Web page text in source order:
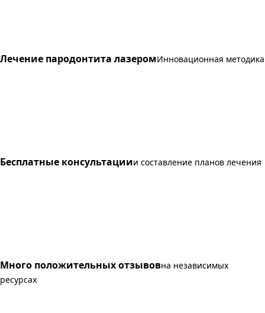
Лечение пародонтита лазеромИнновационная методика
Бесплатные консультациии составление планов лечения
Много положительных отзывовна независимых
ресурсах